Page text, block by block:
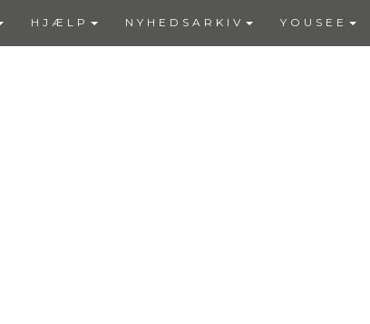
HJÆLP NYHEDSARKIV YOUSEE